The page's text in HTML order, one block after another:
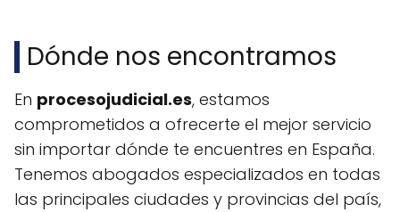
Dónde nos encontramos
En procesojudicial.es, estamos
comprometidos a ofrecerte el mejor servicio
sin importar dónde te encuentres en España.
Tenemos abogados especializados en todas
las principales ciudades y provincias del país,